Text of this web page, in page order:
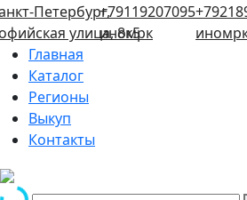
Петербург,
улица, 8к5
+79119207095
иномрк
Главная
Каталог
Регионы
Выкуп
Контакты